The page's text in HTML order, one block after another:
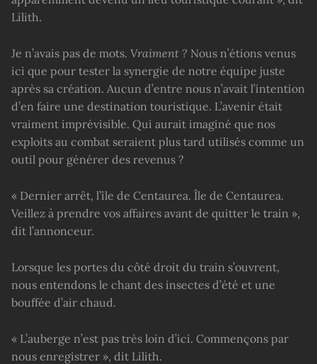
Lilith.
Je n’avais pas de mots. Vraiment ? Nous n’étions venus
ici que pour tester la synergie de notre équipe juste
après sa création. Aucun d’entre nous n’avait l’intention
d’en faire une destination touristique. L’avenir était
vraiment imprévisible. Qui aurait imaginé que nos
exploits au combat seraient plus tard utilisés comme un
outil pour générer des revenus ?
« Dernier arrêt, l’île de Centaurea. Île de Centaurea.
Veillez à prendre vos affaires avant de quitter le train »,
dit l’annonceur.
Lorsque les portes du côté droit du train s’ouvrent,
nous entendons le chant des insectes d’été et une
bouffée d’air chaud.
« L’auberge n’est pas très loin d’ici. Commençons par
nous enregistrer », dit Lilith.